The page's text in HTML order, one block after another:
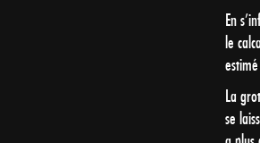
En
le
La
se